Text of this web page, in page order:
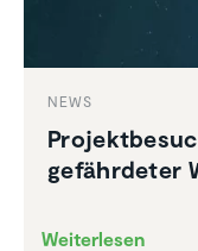
NEWS
gefähr­deter
Weiterlesen